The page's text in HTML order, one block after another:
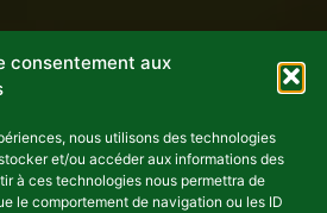
consentement aux
nous utilisons des technologies
et/ou accéder aux informations des
à ces technologies nous permettra de
le comportement de navigation ou les ID